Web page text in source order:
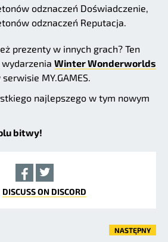
odznaczeń Doświadczenie,
odznaczeń Reputacja.
prezenty w innych grach? Ten
Winter Wonderworlds
MY.GAMES.
najlepszego w tym nowym
bitwy!
DISCUSS ON DISCORD
NASTĘPNY